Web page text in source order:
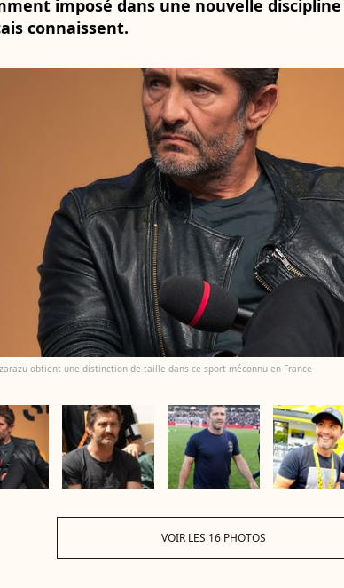
imposé dans une nouvelle
connaissent.
obtient une distinction de taille dans ce sport méconnu en France
VOIR LES 16 PHOTOS